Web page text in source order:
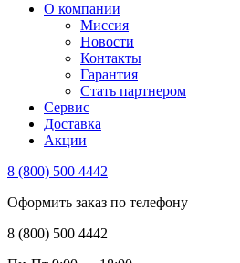
О компании
Миссия
Новости
Контакты
Гарантия
Стать партнером
Сервис
Доставка
Акции
8 (800) 500 4442
Оформить заказ по телефону
8 (800) 500 4442